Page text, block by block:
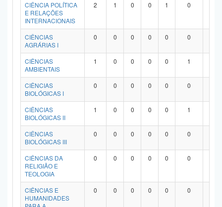
CIÊNCIA POLÍTICA
E RELAÇÕES
INTERNACIONAIS
2 1 0 0 1 0
CIÊNCIAS
AGRÁRIAS I
0 0 0 0 0 0
CIÊNCIAS
AMBIENTAIS
1 0 0 0 0 1
CIÊNCIAS
BIOLÓGICAS I
0 0 0 0 0 0
CIÊNCIAS
BIOLÓGICAS II
1 0 0 0 0 1
CIÊNCIAS
BIOLÓGICAS III
0 0 0 0 0 0
CIÊNCIAS DA
RELIGIÃO E
TEOLOGIA
0 0 0 0 0 0
CIÊNCIAS E
HUMANIDADES
0 0 0 0 0 0